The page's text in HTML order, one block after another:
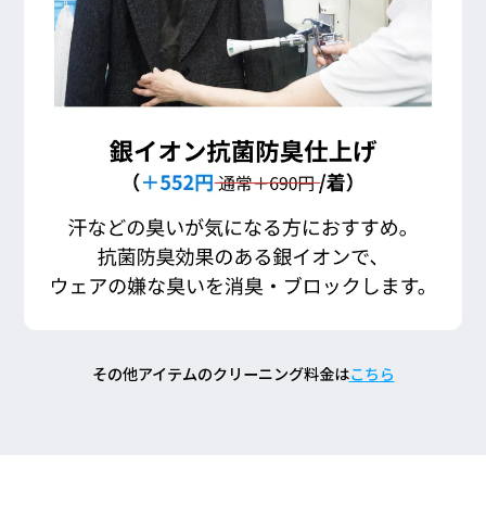
その他アイテムのクリーニング料金はこちら